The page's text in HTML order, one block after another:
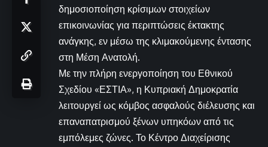
δημοσιοποίηση κρίσιμων στοιχείων
επικοινωνίας για περιπτώσεις έκτακτης
ανάγκης, εν μέσω της κλιμακούμενης έντασης
στη Μέση Ανατολή.
Με την πλήρη ενεργοποίηση του Εθνικού
Σχεδίου «ΕΣΤΙΑ», η Κυπριακή Δημοκρατία
λειτουργεί ως κόμβος ασφαλούς διέλευσης και
επαναπατρισμού ξένων υπηκόων από τις
εμπόλεμες ζώνες. Το Κέντρο Διαχείρισης